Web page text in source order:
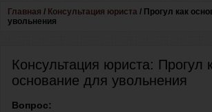
Главная / Консультация юриста / Прогул как
увольнения
Консультация юриста: Прогул
основание для увольнения
Вопрос: